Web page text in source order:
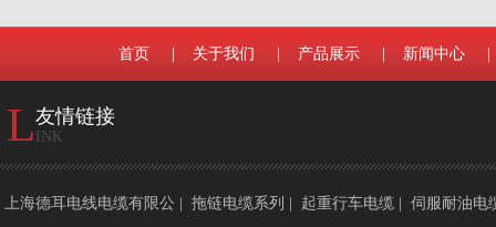
首页 关于我们 产品展示 新闻中心
L友情链接
INK
上海德耳电线电缆有限公 拖链电缆系列 起重行车电缆 伺服耐油电